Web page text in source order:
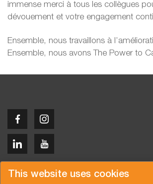
This website uses cookies
immense merci à tous les collègues
dévouement et votre engagement
Ensemble, nous travaillons à
Ensemble, nous avons The Power to
Copyright © 2026 Van der Vlist